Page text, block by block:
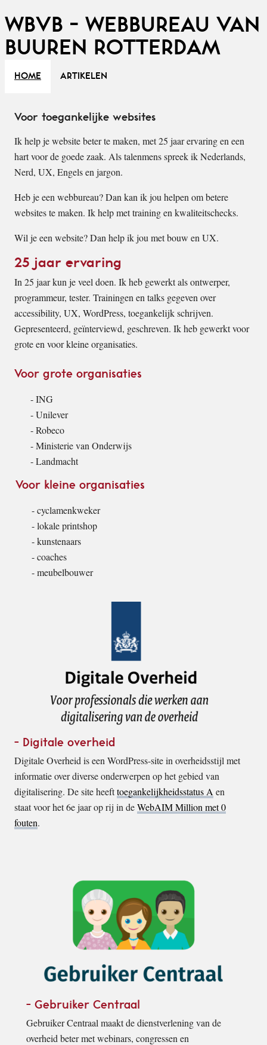
WBVB - WEBBUREAU VAN
BUUREN ROTTERDAM
HOME ARTIKELEN
Voor toegankelijke websites
Ik help je website beter te maken, met 25 jaar ervaring en een
hart voor de goede zaak. Als talenmens spreek ik Nederlands,
Nerd, UX, Engels en jargon.
Heb je een webbureau? Dan kan ik jou helpen om betere
websites te maken. Ik help met training en kwaliteitschecks.
Wil je een website? Dan help ik jou met bouw en UX.
25 jaar ervaring
In 25 jaar kun je veel doen. Ik heb gewerkt als ontwerper,
programmeur, tester. Trainingen en talks gegeven over
accessibility, UX, WordPress, toegankelijk schrijven.
Gepresenteerd, geïnterviewd, geschreven. Ik heb gewerkt voor
grote en voor kleine organisaties.
Voor grote organisaties
ING
Unilever
Robeco
Ministerie van Onderwijs
Landmacht
Voor kleine organisaties
cyclamenkweker
lokale printshop
kunstenaars
coaches
meubelbouwer
Digitale overheid
Digitale Overheid is een WordPress-site in overheidsstijl met
informatie over diverse onderwerpen op het gebied van
digitalisering. De site heefttoegankelijkheidsstatus A en
staat voor het 6e jaar op rij in deWebAIM Million met 0
fouten.
Gebruiker Centraal
Gebruiker Centraal maakt de dienstverlening van de
overheid beter met webinars, congressen en